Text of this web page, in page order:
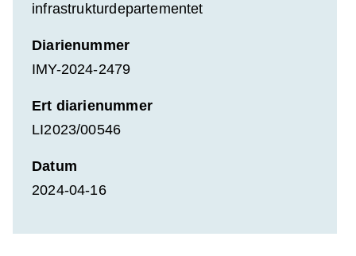
infrastrukturdepartementet
Diarienummer
IMY-2024-2479
Ert diarienummer
LI2023/00546
Datum
2024-04-16